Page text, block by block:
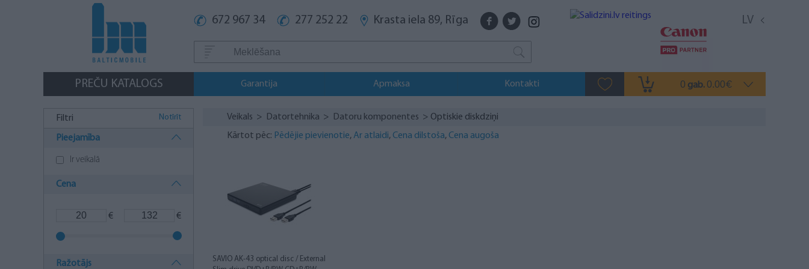
672 967 34 277 252 22 Krasta iela 89, Rīga LV
PREČU KATALOGS Garantija Apmaksa Kontakti 0 gab. 0.00€
Filtri Notīrīt
Pieejamība
Ir veikalā
Cena
€ €
Ražotājs
Veikals > Datortehnika > Datoru komponentes > Optiskie diskdziņi
Kārtot pēc: Pēdējie pievienotie,Ar atlaidi, Cena dilstoša, Cena augoša
SAVIO AK-43 optical disc / External